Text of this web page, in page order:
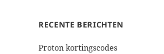
RECENTE BERICHTEN
Proton kortingscodes